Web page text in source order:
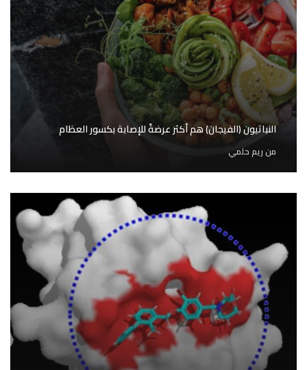
النباتيون (الفيجان) هم أكثر عرضةً للإصابة بكسور العظام
من ريم حلمي